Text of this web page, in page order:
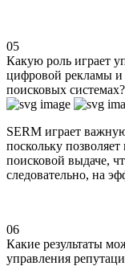
05
Какую роль играет
цифровой рекламы
поисковых системах?
SERM играет
поскольку
поисковой выдаче,
следовательно, на
06
Какие результаты
управления